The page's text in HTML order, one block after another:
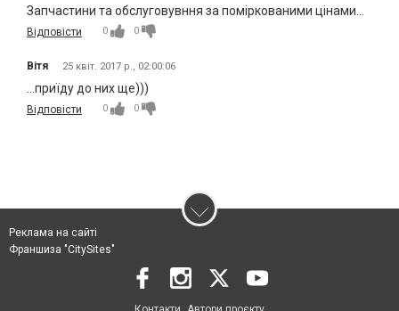
Запчастини та обслуговувння за поміркованими цінами...
Відповісти 0 0
Вітя 25 квіт. 2017 р., 02:00:06
...приїду до них ще)))
Відповісти 0 0
Реклама на сайті
Франшиза "CitySites"